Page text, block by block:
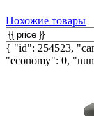
Похожие товары
{ "id": 254523,
"economy": 0,